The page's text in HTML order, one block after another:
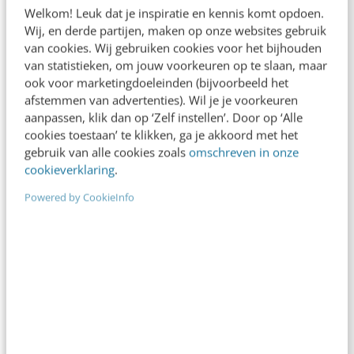
Welkom! Leuk dat je inspiratie en kennis komt opdoen.
Wij, en derde partijen, maken op onze websites gebruik
van cookies. Wij gebruiken cookies voor het bijhouden
van statistieken, om jouw voorkeuren op te slaan, maar
ook voor marketingdoeleinden (bijvoorbeeld het
afstemmen van advertenties). Wil je je voorkeuren
aanpassen, klik dan op ‘Zelf instellen’. Door op ‘Alle
cookies toestaan’ te klikken, ga je akkoord met het
gebruik van alle cookies zoals omschreven in onze
cookieverklaring.
Powered by CookieInfo
6 min·Kim Pot
Denk je dat je positionering helder is? Doe de
managementtest
4 min·Richard Poolman
LinkedIn Ads is niet te duur, je biedt gewoon
te veel
6 min·Pieter-Jan Maleux
AI-content rankt pas als je iets te zeggen